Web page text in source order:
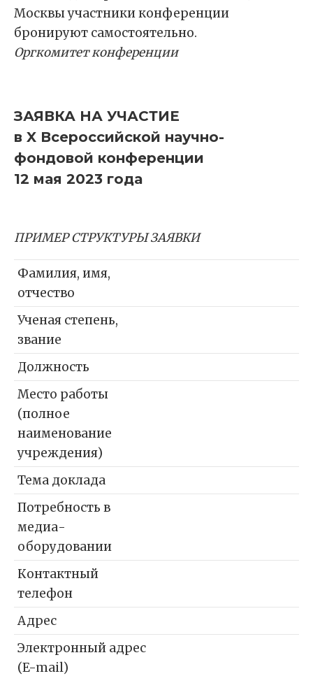
Москвы участники конференции
бронируют самостоятельно.
Оргкомитет конференции
ЗАЯВКА НА УЧАСТИЕ
в X Всероссийской научно-
фондовой конференции
12 мая 2023 года
ПРИМЕР СТРУКТУРЫ ЗАЯВКИ
Фамилия, имя,
отчество
Ученая степень,
звание
Должность
Место работы
(полное
наименование
учреждения)
Тема доклада
Потребность в
медиа-
оборудовании
Контактный
телефон
Адрес
Электронный адрес
(E-mail)